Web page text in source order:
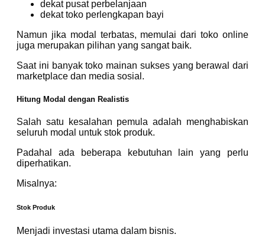
dekat pusat perbelanjaan
dekat toko perlengkapan bayi
Namun jika modal terbatas, memulai dari toko online
juga merupakan pilihan yang sangat baik.
Saat ini banyak toko mainan sukses yang berawal dari
marketplace dan media sosial.
Hitung Modal dengan Realistis
Salah satu kesalahan pemula adalah menghabiskan
seluruh modal untuk stok produk.
Padahal ada beberapa kebutuhan lain yang perlu
diperhatikan.
Misalnya:
Stok Produk
Menjadi investasi utama dalam bisnis.